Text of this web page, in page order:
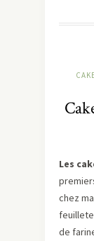
Les
chez
de